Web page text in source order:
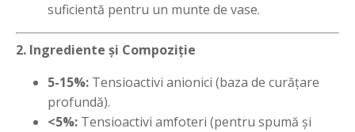
suficientă pentru un munte de vase.
2. Ingrediente și Compoziție
5-15%: Tensioactivi anionici (baza de curățare
profundă).
<5%: Tensioactivi amfoteri (pentru spumă și